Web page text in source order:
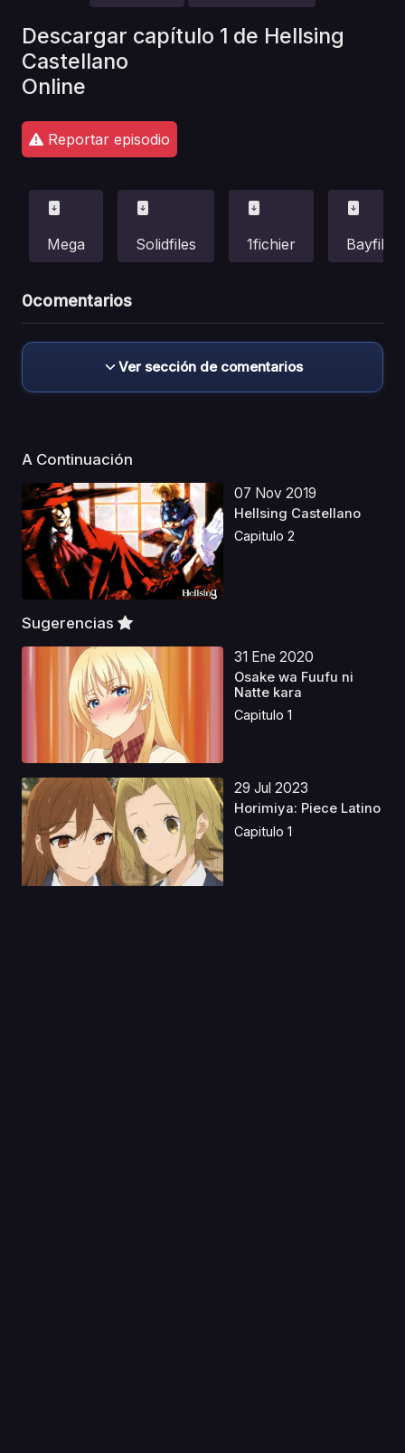
Descargar capítulo 1 de Hellsing
Castellano
Online
Reportar episodio
Mega Solidfiles 1fichier Bayfiles
0comentarios
Ver sección de comentarios
A Continuación
07 Nov 2019
Hellsing Castellano
Capitulo 2
Sugerencias
31 Ene 2020
Osake wa Fuufu ni
Natte kara
Capitulo 1
29 Jul 2023
Horimiya: Piece Latino
Capitulo 1